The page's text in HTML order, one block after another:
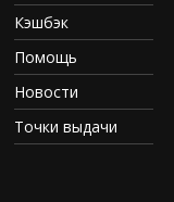
Кэшбэк
Помощь
Новости
Точки выдачи